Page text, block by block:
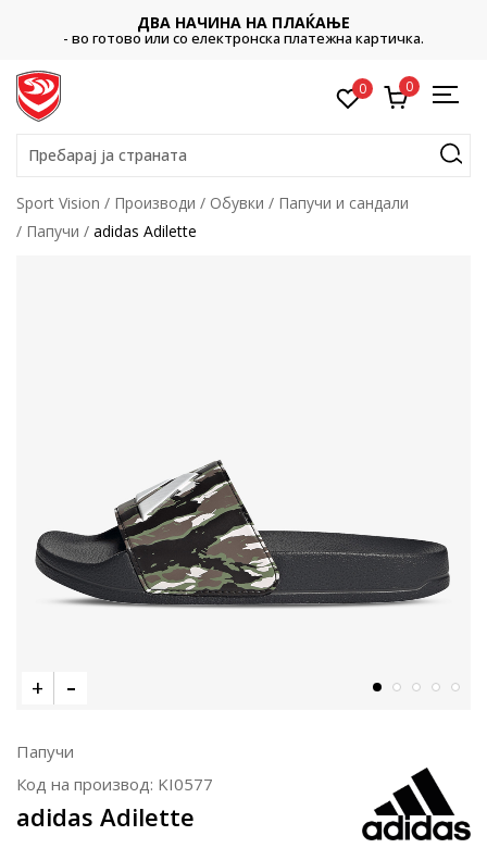
ДВА НАЧИНА НА ПЛАЌАЊЕ
- во готово или со електронска платежна картичка.
0 0
Пребарај ја страната
Sport Vision Производи Обувки
Папучи и сандали
Папучи
adidas Adilette
Папучи
Код на производ: KI0577
adidas Adilette